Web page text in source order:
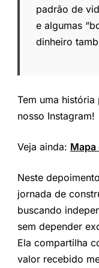
padrão de
e algumas
dinheiro
Tem uma
nosso Instagram!
Veja ainda:
Neste
jornada de
buscando
sem depender
Ela compartilha
valor recebido